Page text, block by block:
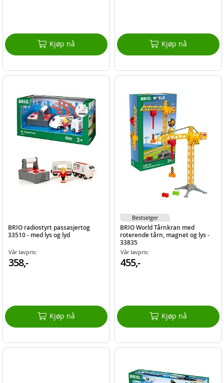
Kjøp nå Kjøp nå
BRIO radiostyrt passasjertog
33510 - med lys og lyd
Vår lavpris:
358,-
Kjøp nå
BRIO World Tårnkran med
roterende tårn, magnet og lys -
33835
Vår lavpris:
455,-
Kjøp nå
Bestselger